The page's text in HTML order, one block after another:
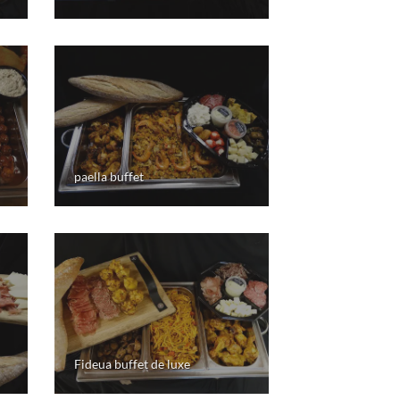
paella buffet
Fideua buffet de luxe